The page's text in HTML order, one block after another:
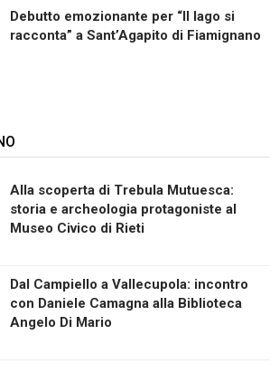
Debutto emozionante per “Il lago si
racconta” a Sant’Agapito di Fiamignano
Alla scoperta di Trebula Mutuesca:
storia e archeologia protagoniste al
Museo Civico di Rieti
Dal Campiello a Vallecupola: incontro
con Daniele Camagna alla Biblioteca
Angelo Di Mario